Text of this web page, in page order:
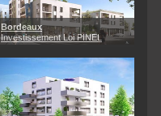
Bordeaux
Investissement Loi PINEL